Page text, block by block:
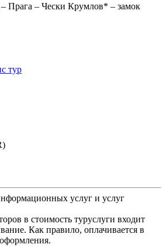
Прага – Чески Крумлов* – замок
тур
услуг и услуг
в стоимость туруслуги входит
Как правило, оплачивается в